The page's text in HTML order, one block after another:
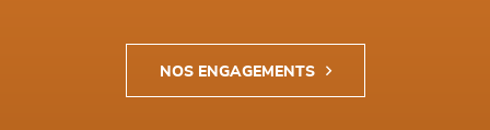
NOS ENGAGEMENTS